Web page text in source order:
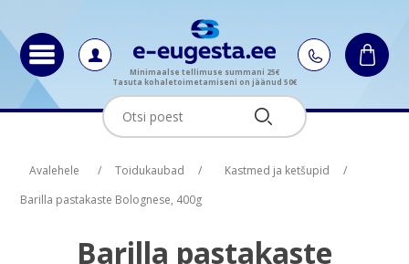
Minimaalse tellimuse summani 25€
Tasuta kohaletoimetamiseni on jäänud 50€
Avalehele / Toidukaubad / Kastmed ja ketšupid
/
Barilla pastakaste Bolognese, 400g
Barilla pastakaste